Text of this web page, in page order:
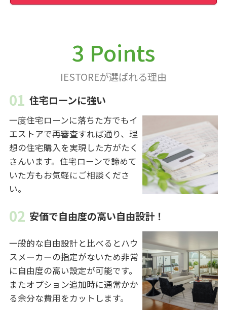
3 Points
IESTOREが選ばれる理由
住宅ローンに強い
一度住宅ローンに落ちた方でもイ
エストアで再審査すれば通り、理
想の住宅購入を実現した方がたく
さんいます。住宅ローンで諦めて
いた方もお気軽にご相談くださ
い。
安価で自由度の高い自由設計！
一般的な自由設計と比べるとハウ
スメーカーの指定がないため非常
に自由度の高い設定が可能です。
またオプション追加時に通常かか
る余分な費用をカットします。